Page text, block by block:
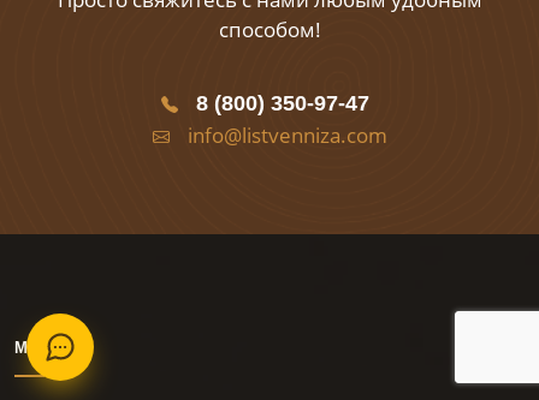
способом!
8 (800) 350-97-47
info@listvenniza.com
МЕНЮ